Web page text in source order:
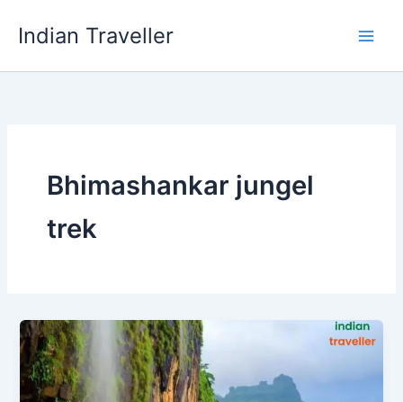
Indian Traveller
Bhimashankar jungel
trek